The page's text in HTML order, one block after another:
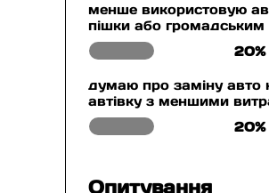
менше використовую
пішки або громадським
20%
думаю про заміну авто
автівку з меншими
20%
Опитування